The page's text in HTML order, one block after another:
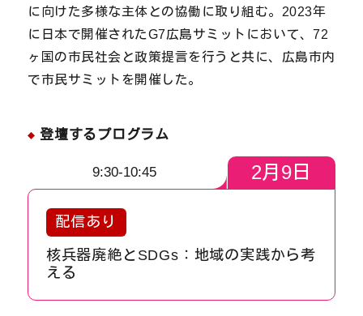
に向けた多様な主体との協働に取り組む。2023年
に日本で開催されたG7広島サミットにおいて、72
ヶ国の市民社会と政策提言を行うと共に、広島市内
で市民サミットを開催した。
登壇するプログラム
9:30-10:45 2月 9 日
配信あり
核兵器廃絶とSDGs：地域の実践から考
える